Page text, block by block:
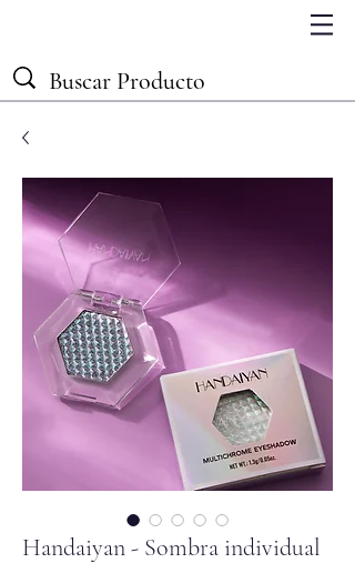
Handaiyan - Sombra individual